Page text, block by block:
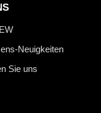
Neuigkeiten
Sie uns